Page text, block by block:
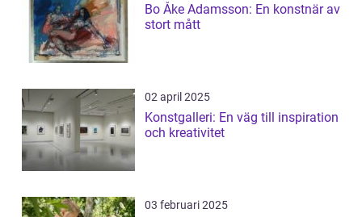
Bo Åke Adamsson: En konstnär av
stort mått
02 april 2025
Konstgalleri: En väg till inspiration
och kreativitet
03 februari 2025